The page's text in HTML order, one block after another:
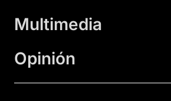
Multimedia
Opinión